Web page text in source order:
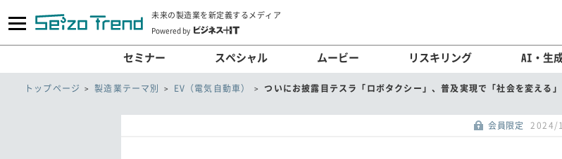
未来の製造業を新定義するメディア
Powered by
セミナー スペシャル ムービー リスキリング AI・生
トップページ 製造業テーマ別 EV（電気自動車） ついにお披露目テスラ「ロボタクシー」、普及実現で「社会を変える
会員限定 2024/